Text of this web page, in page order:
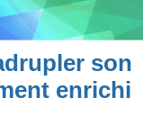
son
enrichi